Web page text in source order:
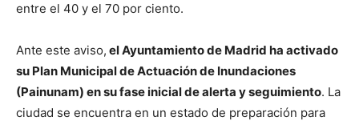
entre el 40 y el 70 por ciento.
Ante este aviso, el Ayuntamiento de Madrid ha activado
su Plan Municipal de Actuación de Inundaciones
(Painunam) en su fase inicial de alerta y seguimiento. La
ciudad se encuentra en un estado de preparación para